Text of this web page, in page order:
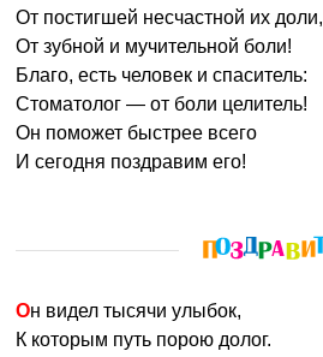
От постигшей несчастной их доли,
От зубной и мучительной боли!
Благо, есть человек и спаситель:
Стоматолог — от боли целитель!
Он поможет быстрее всего
И сегодня поздравим его!
Он видел тысячи улыбок,
К которым путь порою долог.